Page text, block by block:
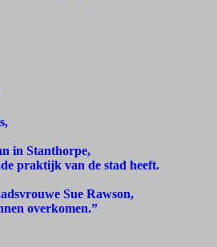
in Stanthorpe,
praktijk van de stad heeft.
Sue Rawson,
overkomen.”